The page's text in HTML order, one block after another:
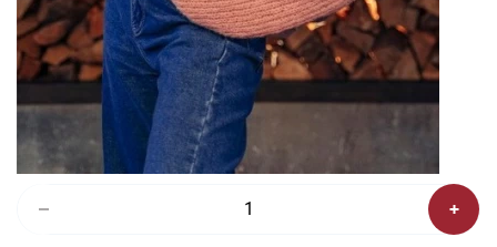
Набор для творчества Кардиган
«Три цвета» (схема)
230 ₽